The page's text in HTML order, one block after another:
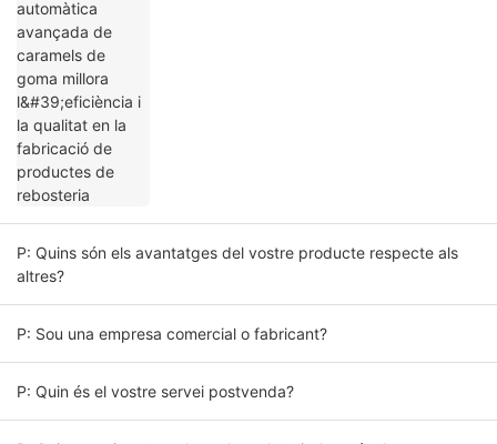
P: Quins són els avantatges del vostre producte respecte als
altres?
P: Sou una empresa comercial o fabricant?
P: Quin és el vostre servei postvenda?